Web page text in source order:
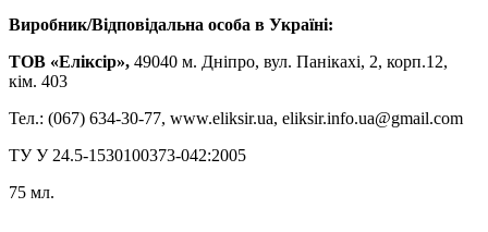
Виробник/Відповідальна особа в Україні:
ТОВ «Еліксір», 49040 м. Дніпро, вул. Панікахі, 2, корп.12,
кім. 403
Тел.: (067) 634-30-77, www.eliksir.ua, eliksir.info.ua@gmail.com
ТУ У 24.5-1530100373-042:2005
75 мл.